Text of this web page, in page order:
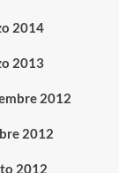
2014
2013
2012
2012
2012